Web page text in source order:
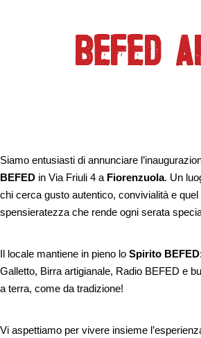
BEFED
Siamo entusiasti di annunciare
BEFED in Via Friuli 4 a Fiorenzuola. Un
chi cerca gusto autentico, convivialità e
spensieratezza che rende ogni serata
Il locale mantiene in pieno lo Spirito BEFED
Galletto, Birra artigianale, Radio BEFED e
a terra, come da tradizione!
Vi aspettiamo per vivere insieme